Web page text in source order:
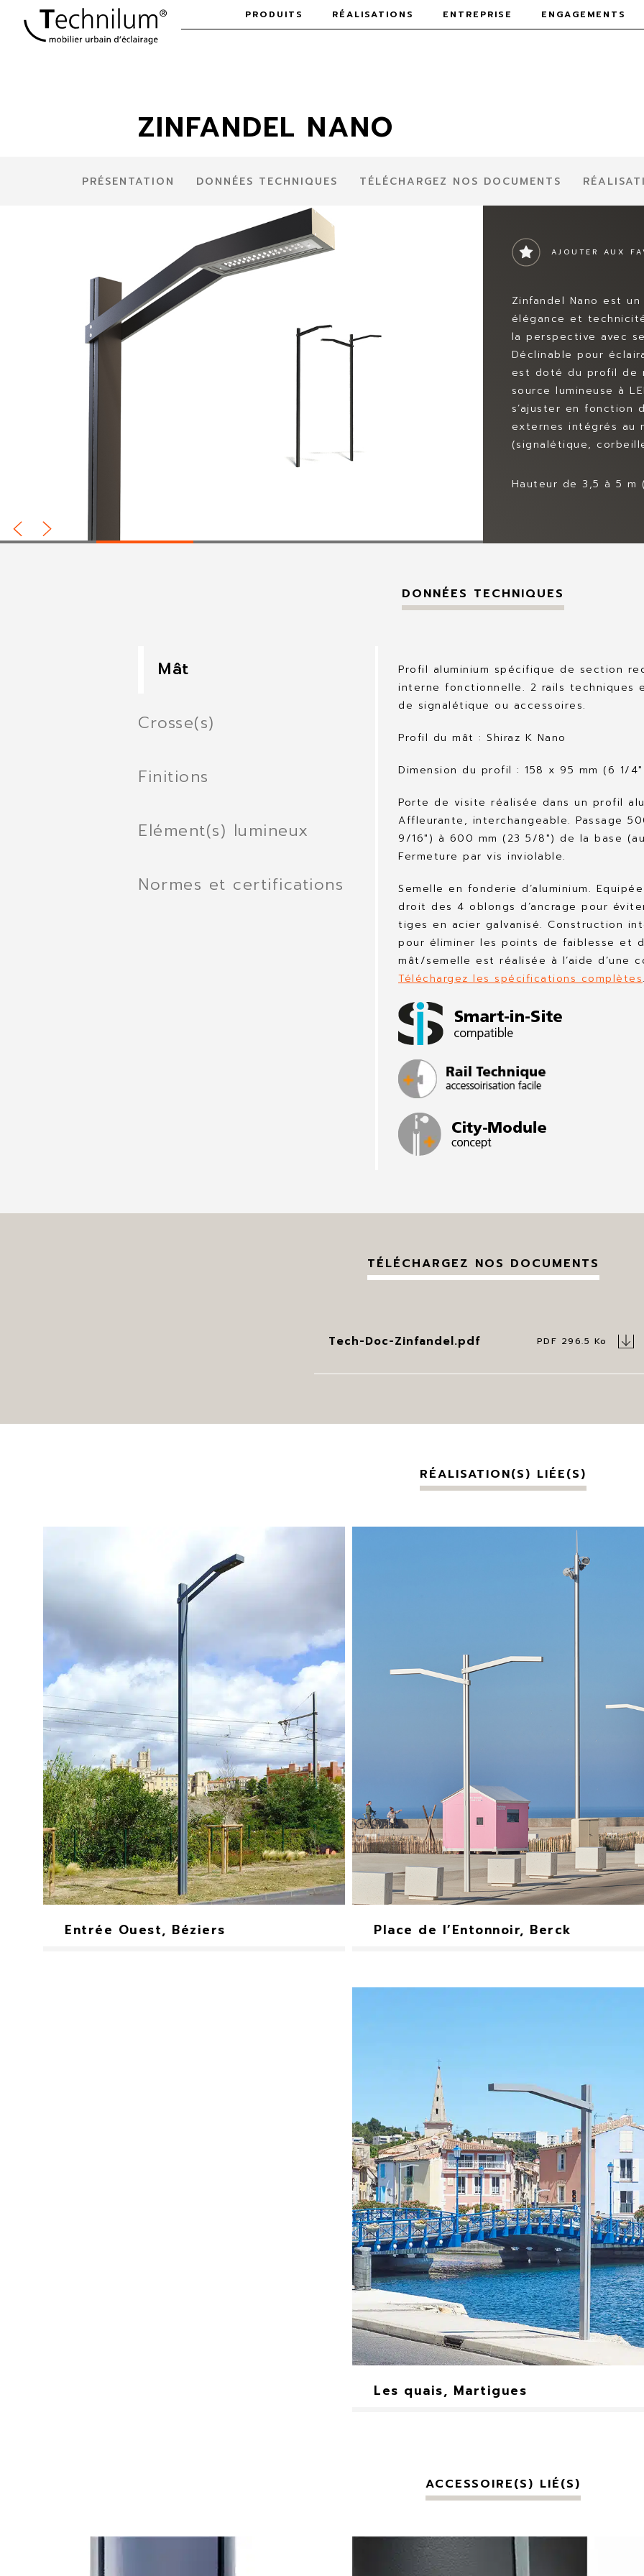
content
PRODUITS RÉALISATIONS ENTREPRISE ENGAGEMENTS
ZINFANDEL NANO
PRÉSENTATION DONNÉES TECHNIQUES TÉLÉCHARGEZ NOS DOCUMENTS
AJOUTER AUX
Zinfandel Nano est
élégance et
la perspective avec
Déclinable pour
est doté du profil de
source lumineuse à
s’ajuster en fonction
externes intégrés au
(signalétique,
Hauteur de 3,5 à 5 m
DONNÉES TECHNIQUES
Mât
Crosse(s)
Finitions
Elément(s) lumineux
Normes et certifications
Profil aluminium spécifique de section
interne fonctionnelle. 2 rails techniques
de signalétique ou accessoires.
Profil du mât : Shiraz K Nano
Dimension du profil : 158 x 95 mm (6 1/
Porte de visite réalisée dans un profil
Affleurante, interchangeable. Passage
9/16″) à 600 mm (23 5/8″) de la base
Fermeture par vis inviolable.
Semelle en fonderie d’aluminium.
droit des 4 oblongs d’ancrage pour
tiges en acier galvanisé. Construction
pour éliminer les points de faiblesse et
mât/semelle est réalisée à l’aide d’une
Téléchargez les spécifications complètes
TÉLÉCHARGEZ NOS DOCUMENTS
Tech-Doc-Zinfandel.pdf PDF 296.5 Ko
RÉALISATION(S) LIÉE(S)
Entrée Ouest, Béziers
Zinfandel Nano
Place de l’Entonnoir, Berck
Zinfandel Nano
Martigues, France
2017
Les quais, Martigues
ACCESSOIRE(S) LIÉ(S)